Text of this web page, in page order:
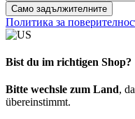
Само задължителните
Политика за
Bist du im richtigen Shop?
Bitte wechsle zum Land,
übereinstimmt.